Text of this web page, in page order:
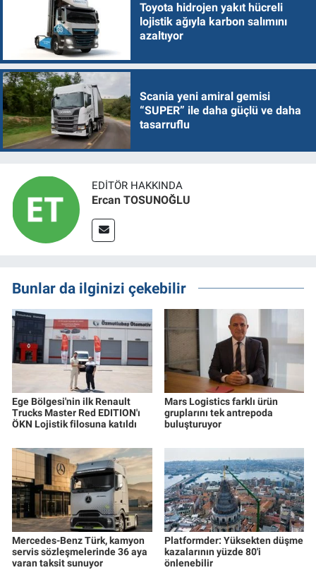
Toyota hidrojen yakıt hücreli
lojistik ağıyla karbon salımını
azaltıyor
Scania yeni amiral gemisi
“SUPER” ile daha güçlü ve daha
tasarruflu
EDITÖR HAKKINDA
Ercan TOSUNOĞLU
Bunlar da ilginizi çekebilir
Ege Bölgesi'nin ilk Renault
Trucks Master Red EDITION'ı
ÖKN Lojistik filosuna katıldı
Mars Logistics farklı ürün
gruplarını tek antrepoda
buluşturuyor
Mercedes-Benz Türk, kamyon
servis sözleşmelerinde 36 aya
varan taksit sunuyor
Platformder: Yüksekten düşme
kazalarının yüzde 80'i
önlenebilir